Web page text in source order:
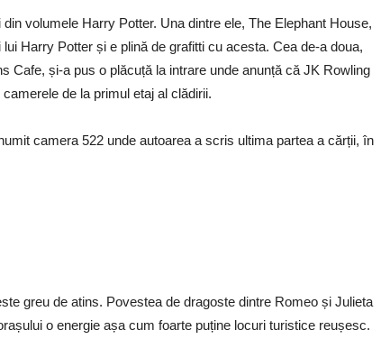
volumele Harry Potter. Una dintre ele, The Elephant House,
Harry Potter și e plină de grafitti cu acesta. Cea de-a doua,
Cafe, și-a pus o plăcuță la intrare unde anunță că JK Rowling
de la primul etaj al clădirii.
camera 522 unde autoarea a scris ultima partea a cărții, în
greu de atins. Povestea de dragoste dintre Romeo și Julieta
o energie așa cum foarte puține locuri turistice reușesc.